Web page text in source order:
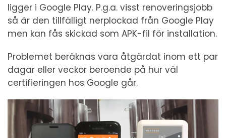
ligger i Google Play. P.g.a. visst renoveringsjobb
så är den tillfälligt nerplockad från Google Play
men kan fås skickad som APK-fil för installation.
Problemet beräknas vara åtgärdat inom ett par
dagar eller veckor beroende på hur väl
certifieringen hos Google går.